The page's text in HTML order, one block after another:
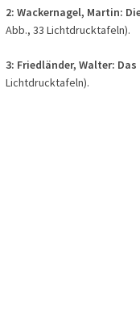
2: Wackernagel, Martin:
Abb., 33 Lichtdrucktafeln).
3: Friedländer, Walter:
Lichtdrucktafeln).